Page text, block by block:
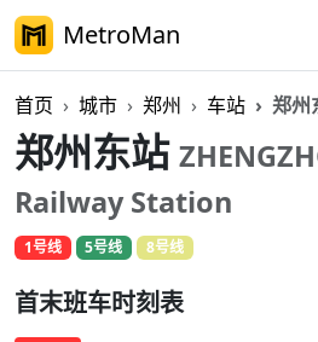
MetroMan
首页 城市 郑州 车站 郑州
郑州东站
Railway Station
1号线 5号线 8号线
首末班车时刻表